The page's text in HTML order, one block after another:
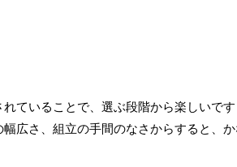
ていることで、選ぶ段階から楽しいで
広さ、組立の手間のなさからすると、